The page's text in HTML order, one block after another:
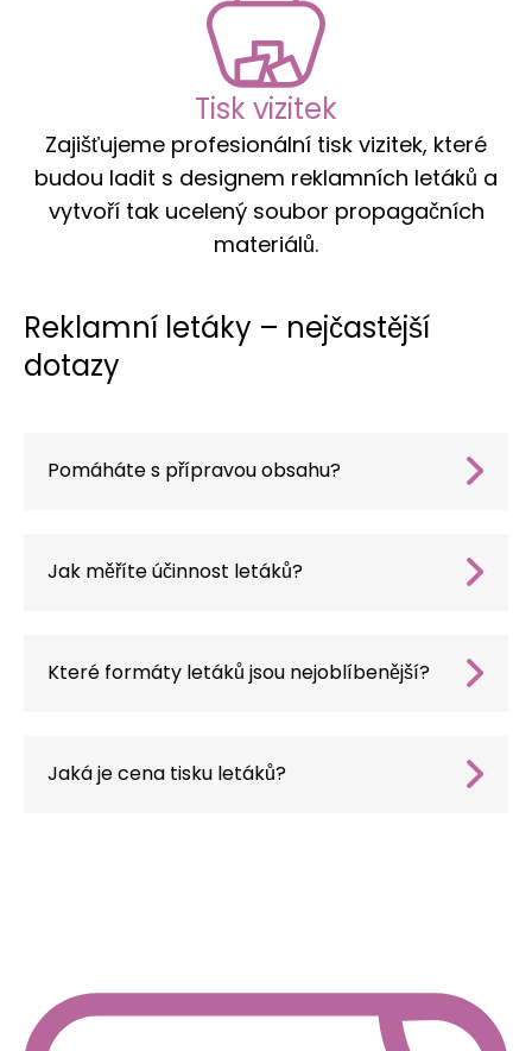
Tisk vizitek
Zajišťujeme profesionální tisk vizitek, které
budou ladit s designem reklamních letáků a
vytvoří tak ucelený soubor propagačních
materiálů.
Reklamní letáky – nejčastější
dotazy
Pomáháte s přípravou obsahu?
klienta.
Jak měříte účinnost letáků?
kupony pro sledování konverzí.
Které formáty letáků jsou nejoblíbenější?
čitelné, ale jsme schopni navrhnout reklamní
letáky i v nestandardních formátech.
Jaká je cena tisku letáků?